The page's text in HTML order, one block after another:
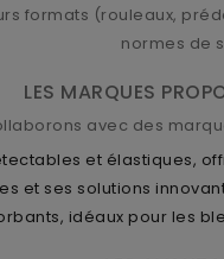
formats (rouleaux,
normes de
LES MARQUES
avec des
et élastiques,
et ses solutions
idéaux pour les